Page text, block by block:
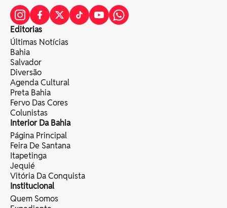
Editorias
Últimas Notícias
Bahia
Salvador
Diversão
Agenda Cultural
Preta Bahia
Fervo Das Cores
Colunistas
Interior Da Bahia
Página Principal
Feira De Santana
Itapetinga
Jequié
Vitória Da Conquista
Institucional
Quem Somos